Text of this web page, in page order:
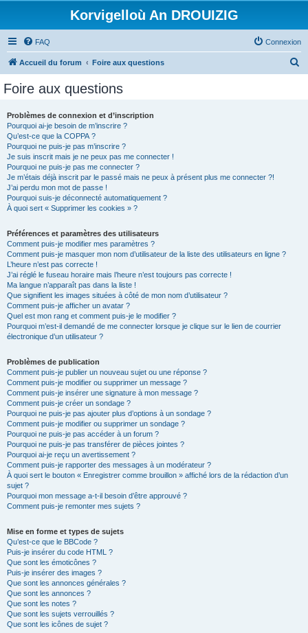
Korvigelloù An DROUIZIG
FAQ Connexion
Accueil du forum Foire aux questions
Foire aux questions
Problèmes de connexion et d’inscription
Pourquoi ai-je besoin de m’inscrire ?
Qu’est-ce que la COPPA ?
Pourquoi ne puis-je pas m’inscrire ?
Je suis inscrit mais je ne peux pas me connecter !
Pourquoi ne puis-je pas me connecter ?
Je m’étais déjà inscrit par le passé mais ne peux à présent plus me connecter ?!
J’ai perdu mon mot de passe !
Pourquoi suis-je déconnecté automatiquement ?
À quoi sert « Supprimer les cookies » ?
Préférences et paramètres des utilisateurs
Comment puis-je modifier mes paramètres ?
Comment puis-je masquer mon nom d’utilisateur de la liste des utilisateurs en ligne ?
L’heure n’est pas correcte !
J’ai réglé le fuseau horaire mais l’heure n’est toujours pas correcte !
Ma langue n’apparaît pas dans la liste !
Que signifient les images situées à côté de mon nom d’utilisateur ?
Comment puis-je afficher un avatar ?
Quel est mon rang et comment puis-je le modifier ?
Pourquoi m’est-il demandé de me connecter lorsque je clique sur le lien de courrier
électronique d’un utilisateur ?
Problèmes de publication
Comment puis-je publier un nouveau sujet ou une réponse ?
Comment puis-je modifier ou supprimer un message ?
Comment puis-je insérer une signature à mon message ?
Comment puis-je créer un sondage ?
Pourquoi ne puis-je pas ajouter plus d’options à un sondage ?
Comment puis-je modifier ou supprimer un sondage ?
Pourquoi ne puis-je pas accéder à un forum ?
Pourquoi ne puis-je pas transférer de pièces jointes ?
Pourquoi ai-je reçu un avertissement ?
Comment puis-je rapporter des messages à un modérateur ?
À quoi sert le bouton « Enregistrer comme brouillon » affiché lors de la rédaction d’un
sujet ?
Pourquoi mon message a-t-il besoin d’être approuvé ?
Comment puis-je remonter mes sujets ?
Mise en forme et types de sujets
Qu’est-ce que le BBCode ?
Puis-je insérer du code HTML ?
Que sont les émoticônes ?
Puis-je insérer des images ?
Que sont les annonces générales ?
Que sont les annonces ?
Que sont les notes ?
Que sont les sujets verrouillés ?
Que sont les icônes de sujet ?